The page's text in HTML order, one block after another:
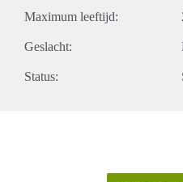
Maximum leeftijd:
Geslacht:
Status: